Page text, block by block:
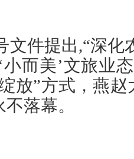
文件提出,“深
而美’文旅业
放”方式，燕
落幕。